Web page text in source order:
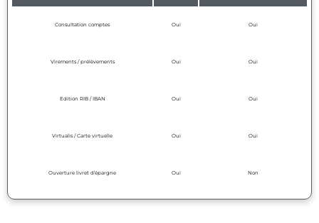
Consultation comptes Oui Oui
Virements / prélèvements Oui Oui
Edition RIB / IBAN Oui Oui
Virtualis / Carte virtuelle Oui Oui
Ouverture livret d’épargne Oui Non